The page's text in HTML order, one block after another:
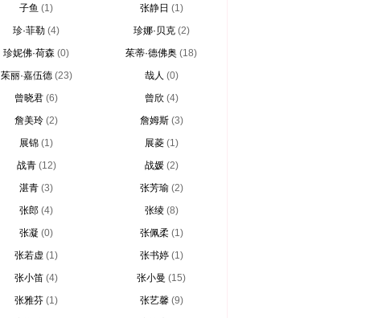
子鱼 (1) 张静日 (1)
珍·菲勒 (4) 珍娜·贝克 (2)
珍妮佛·荷森 (0) 茱蒂·德佛奥 (18)
茱丽·嘉伍德 (23) 哉人 (0)
曾晓君 (6) 曾欣 (4)
詹美玲 (2) 詹姆斯 (3)
展锦 (1) 展菱 (1)
战青 (12) 战媛 (2)
湛青 (3) 张芳瑜 (2)
张郎 (4) 张绫 (8)
张凝 (0) 张佩柔 (1)
张若虚 (1) 张书婷 (1)
张小笛 (4) 张小曼 (15)
张雅芬 (1) 张艺馨 (9)